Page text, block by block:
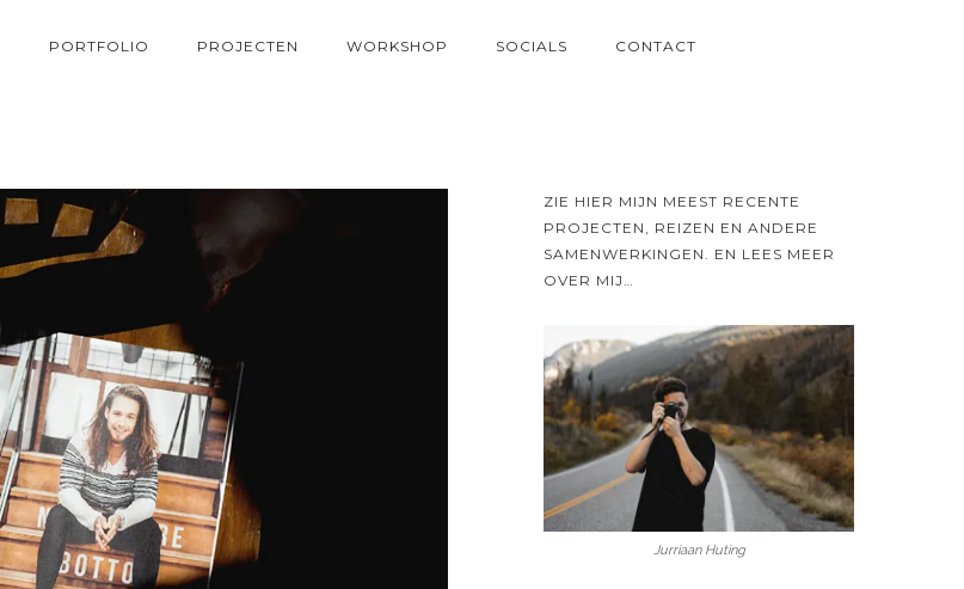
PORTFOLIO PROJECTEN WORKSHOP SOCIALS CONTACT
ZIE HIER MIJN MEEST RECENTE
PROJECTEN, REIZEN EN ANDERE
SAMENWERKINGEN. EN LEES MEER
OVER MIJ…
Jurriaan Huting